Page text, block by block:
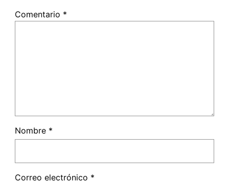
Comentario *
Nombre *
Correo electrónico *